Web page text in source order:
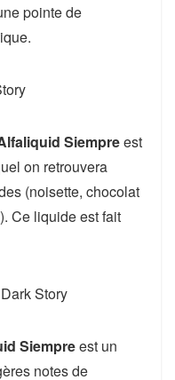
pointe de
Siempreest
on retrouvera
(noisette, chocolat
Ce liquide est fait
Siempreest un
notes de